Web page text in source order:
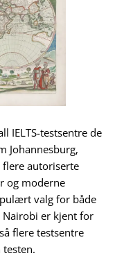
IELTS-testsentre de
Johannesburg,
flere autoriserte
og moderne
valg for både
Nairobi er kjent for
flere testsentre